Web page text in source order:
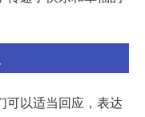
可以适当回应，表达